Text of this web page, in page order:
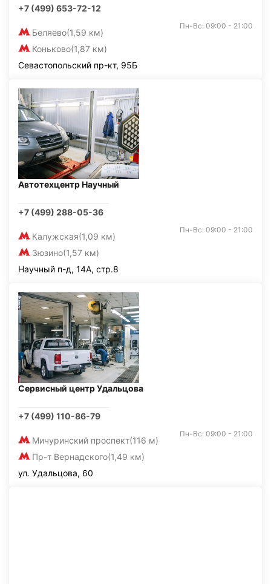
+7 (499) 653-72-12
Беляево(1,59 км)
Коньково(1,87 км)
Пн-Вс: 09:00 - 21:00
Севастопольский пр-кт, 95Б
Автотехцентр Научный
+7 (499) 288-05-36
Калужская(1,09 км)
Зюзино(1,57 км)
Пн-Вс: 09:00 - 21:00
Научный п-д, 14А, стр.8
Сервисный центр Удальцова
+7 (499) 110-86-79
Мичуринский проспект(116 м)
Пр-т Вернадского(1,49 км)
Пн-Вс: 09:00 - 21:00
ул. Удальцова, 60